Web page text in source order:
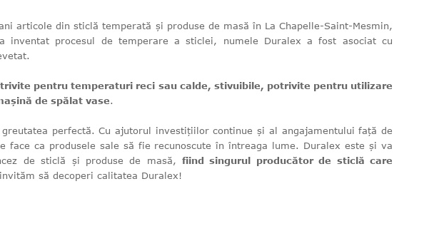
articole din sticlă temperată și produse de masă în La Chapelle-Saint-Mesmin,
inventat procesul de temperare a sticlei, numele Duralex a fost asociat cu
pentru temperaturi reci sau calde, stivuibile, potrivite pentru utilizare
de spălat vase.
perfectă. Cu ajutorul investițiilor continue și al angajamentului față de
face ca produsele sale să fie recunoscute în întreaga lume. Duralex este și va
de sticlă și produse de masă,fiind singurul producător de sticlă care
să decoperi calitatea Duralex!